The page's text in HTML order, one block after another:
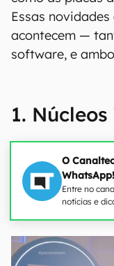
Essas
acontecem —
software, e
1. Núcleos
O
WhatsApp!
Entre no
notícias e